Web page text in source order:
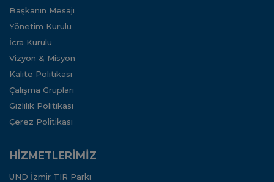
Başkanın Mesajı
Yönetim Kurulu
İcra Kurulu
Vizyon & Misyon
Kalite Politikası
Çalışma Grupları
Gizlilik Politikası
Çerez Politikası
HİZMETLERİMİZ
UND İzmir TIR Parkı